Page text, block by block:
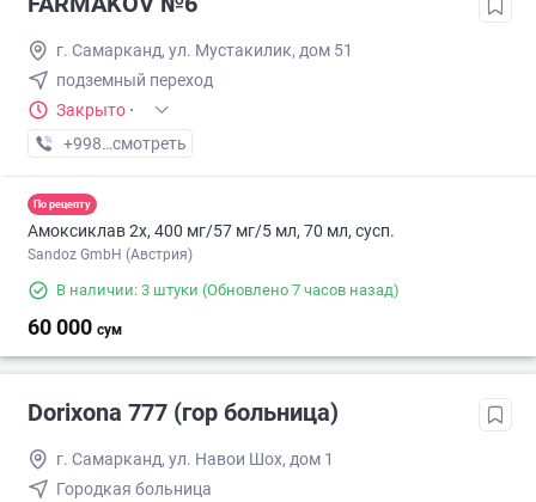
г. Самарканд, ул. Мустакилик, дом 51
подземный переход
Закрыто ·
+998 (95) XXX-XX-XX
смотреть
По рецепту
Амоксиклав 2х, 400 мг/57 мг/5 мл, 70 мл, сусп.
Sandoz GmbH (Австрия)
В наличии: 3 штуки (Обновлено 7 часов назад)
60 000 сум
Dorixona 777 (гор больница)
г. Самарканд, ул. Навои Шох, дом 1
Городкая больница